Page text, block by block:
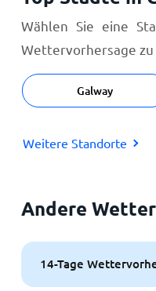
Wählen Sie eine
Wettervorhersage zu
Galway
Weitere Standorte
Andere
14-Tage